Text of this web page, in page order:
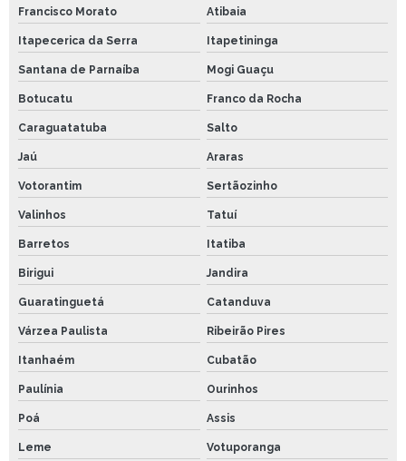
Francisco Morato Atibaia
Itapecerica da Serra Itapetininga
Santana de Parnaíba Mogi Guaçu
Botucatu Franco da Rocha
Caraguatatuba Salto
Jaú Araras
Votorantim Sertãozinho
Valinhos Tatuí
Barretos Itatiba
Birigui Jandira
Guaratinguetá Catanduva
Várzea Paulista Ribeirão Pires
Itanhaém Cubatão
Paulínia Ourinhos
Poá Assis
Leme Votuporanga